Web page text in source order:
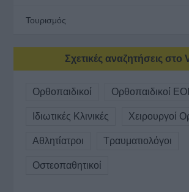
Τουρισμός
Σχετικές αναζητήσεις στο
Ορθοπαιδικοί Ορθοπαιδικοί
Ιδιωτικές Κλινικές Χειρουργοί
Αθλητίατροι Τραυματιολόγοι
Οστεοπαθητικοί